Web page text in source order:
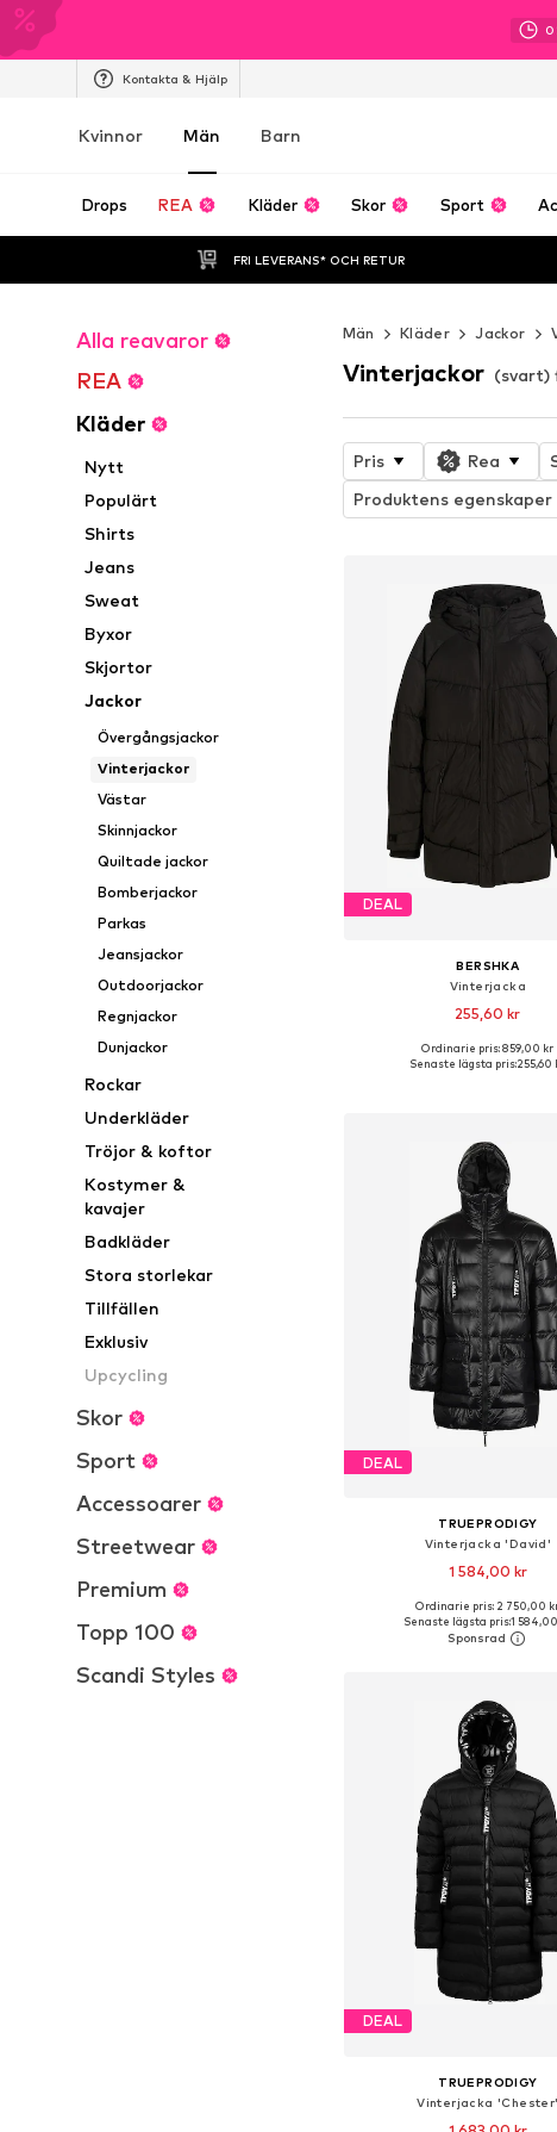
Kontakta & Hjälp
Kvinnor Män Barn
Drops REA Kläder Skor Sport
FRI LEVERANS* OCH RETUR
Alla reavaror
REA
Kläder
Nytt
Populärt
Shirts
Jeans
Sweat
Byxor
Skjortor
Jackor
Övergångsjackor
Vinterjackor
Västar
Skinnjackor
Quiltade jackor
Bomberjackor
Parkas
Jeansjackor
Outdoorjackor
Regnjackor
Dunjackor
Rockar
Underkläder
Tröjor & koftor
Kostymer &
kavajer
Badkläder
Stora storlekar
Tillfällen
Exklusiv
Upcycling
Skor
Sport
Accessoarer
Streetwear
Premium
Topp 100
Scandi Styles
Män Kläder Jackor
Vinterjackor (svart)
Pris Rea
Produktens egenskaper
DEAL
BERSHKA
Vinterjacka
255,60 kr
Tillgängliga storlekar: XS,
Ordinarie pris: 859,00 kr
Senaste lägsta pris:255,60
DEAL
TRUEPRODIGY
Vinterjacka 'David'
1 584,00 kr
Tillgängliga storlekar: XS, S, M,
Lägg till i
Ordinarie pris: 2 750,00
Senaste lägsta pris:1
DEAL
TRUEPRODIGY
Vinterjacka 'Chester'